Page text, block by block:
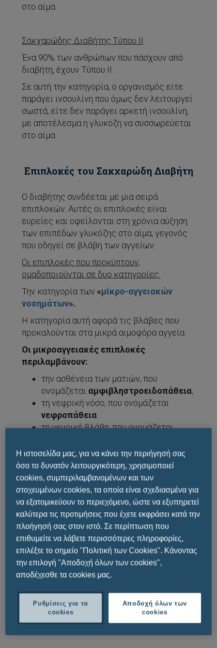
στο αίμα.
Σακχαρώδης Διαβήτης Τύπου ΙΙ
Ένα 90% των ανθρώπων που πάσχουν από
διαβήτη, έχουν Τύπου ΙΙ.
Σε αυτή την κατηγορία, ο οργανισμός είτε
παράγει ινσουλίνη που όμως δεν λειτουργεί
σωστά, είτε δεν παράγει αρκετή ινσουλίνη,
με αποτέλεσμα η γλυκόζη να συσσωρεύεται
στο αίμα.
Επιπλοκές του Σακχαρώδη Διαβήτη
Ο διαβήτης συνδέεται με μια σειρά
επιπλοκών. Αυτές οι επιπλοκές είναι
ευρείες και οφείλονται στη χρόνια αύξηση
των επιπέδων γλυκόζης στο αίμα, γεγονός
που οδηγεί σε βλάβη των αγγείων.
Οι επιπλοκές που προκύπτουν,
ομαδοποιούνται σε δυο κατηγορίες.
Την κατηγορία των «μίκρο-αγγειακών
νοσημάτων».
Η κατηγορία αυτή αφορά τις βλάβες που
προκαλούνται στα μικρά αιμοφόρα αγγεία.
Οι μικροαγγειακές επιπλοκές
περιλαμβάνουν:
την ασθένεια των ματιών, που
ονομάζεται αμφιβληστροειδοπάθεια,
τη νεφρική νόσο, που ονομάζεται
νεφροπάθεια
τη νευρική βλάβη, που ονομάζεται
Την κατηγορία των« μάκρο-αγγειακών
νοσημάτων»
Η κατηγορία αυτή αφορά τις βλάβες που
προκαλούνται στις αρτηρίες
Οι κύριες μακροαγγειακές επιπλοκές
περιλαμβάνουν:
επιταχυνόμενη καρδιαγγειακή νόσο, με
αποτέλεσμα τοέμφραγμα του
μυοκαρδίου
εγκεφαλοαγγειακές παθήσεις, που
εμφανίζονται ωςεγκεφαλικά
επεισόδια
Η ιστοσελίδα μας, για να κάνει την περιήγησή σας
όσο το δυνατόν λειτουργικότερη, χρησιμοποιεί
cookies, συμπεριλαμβανομένων και των
στοχευμένων cookies, τα οποία είναι σχεδιασμένα για
να εξατομικεύουν το περιεχόμενο, ώστε να εξυπηρετεί
καλύτερα τις προτιμήσεις που έχετε εκφράσει κατά την
πλοήγησή σας στον ιστό. Σε περίπτωση που
επιθυμείτε να λάβετε περισσότερες πληροφορίες,
επιλέξτε το σημείο "Πολιτική των Cookies". Κάνοντας
την επιλογή "Αποδοχή όλων των cookies",
αποδέχεσθε τα cookies μας.
Αποδοχή όλων των
cookies
Ρυθμίσεις για τα
cookies